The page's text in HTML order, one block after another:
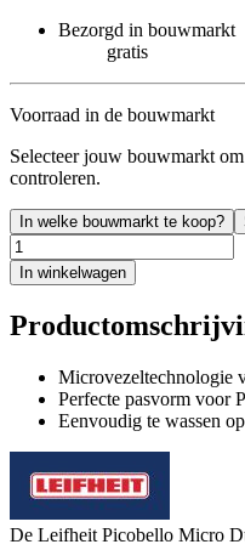
Bezorgd in bouwmarkt
gratis
Voorraad in de bouwmarkt
Selecteer jouw bouwmarkt
controleren.
In welke bouwmarkt te koop?
In winkelwagen
Microvezeltechnologie
Perfecte pasvorm voor
Eenvoudig te wassen
De Leifheit Picobello Micro